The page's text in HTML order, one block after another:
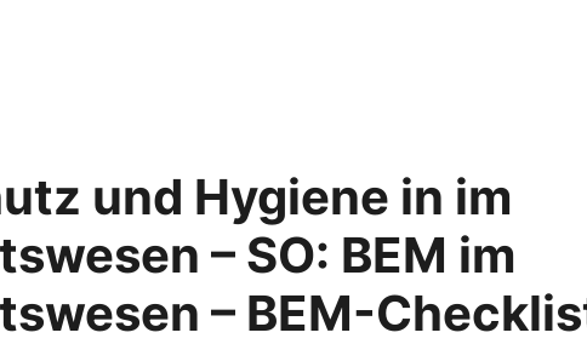
und Hygiene in im
– SO: BEM im
– BEM-